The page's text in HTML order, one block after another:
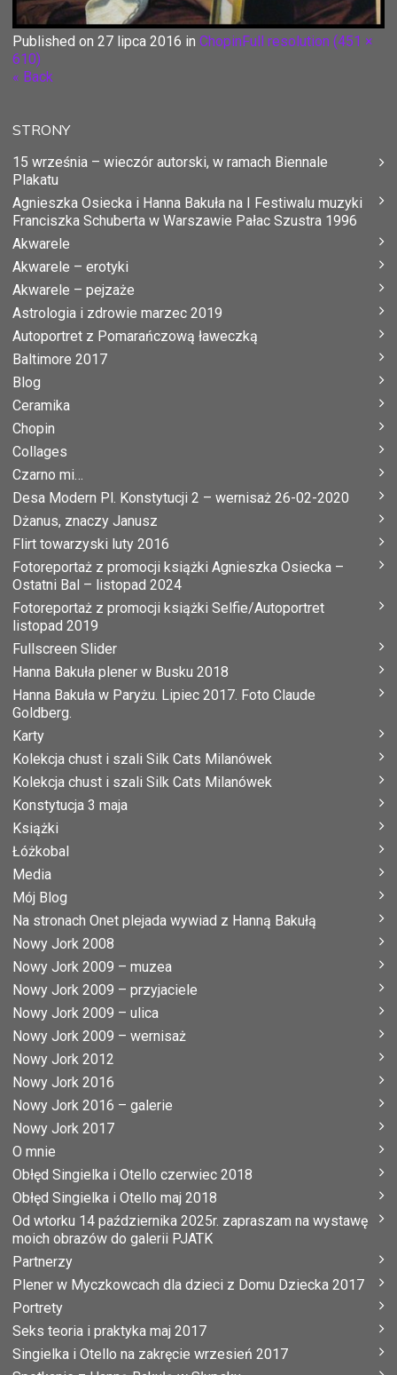
Published on 27 lipca 2016 in ChopinFull resolution (451 ×
610)
« Back
STRONY
15 września – wieczór autorski, w ramach Biennale
Plakatu
Agnieszka Osiecka i Hanna Bakuła na I Festiwalu muzyki
Franciszka Schuberta w Warszawie Pałac Szustra 1996
Akwarele
Akwarele – erotyki
Akwarele – pejzaże
Astrologia i zdrowie marzec 2019
Autoportret z Pomarańczową ławeczką
Baltimore 2017
Blog
Ceramika
Chopin
Collages
Czarno mi…
Desa Modern Pl. Konstytucji 2 – wernisaż 26-02-2020
Dżanus, znaczy Janusz
Flirt towarzyski luty 2016
Fotoreportaż z promocji książki Agnieszka Osiecka –
Ostatni Bal – listopad 2024
Fotoreportaż z promocji książki Selfie/Autoportret
listopad 2019
Fullscreen Slider
Hanna Bakuła plener w Busku 2018
Hanna Bakuła w Paryżu. Lipiec 2017. Foto Claude
Goldberg.
Karty
Kolekcja chust i szali Silk Cats Milanówek
Kolekcja chust i szali Silk Cats Milanówek
Konstytucja 3 maja
Książki
Łóżkobal
Media
Mój Blog
Na stronach Onet plejada wywiad z Hanną Bakułą
Nowy Jork 2008
Nowy Jork 2009 – muzea
Nowy Jork 2009 – przyjaciele
Nowy Jork 2009 – ulica
Nowy Jork 2009 – wernisaż
Nowy Jork 2012
Nowy Jork 2016
Nowy Jork 2016 – galerie
Nowy Jork 2017
O mnie
Obłęd Singielka i Otello czerwiec 2018
Obłęd Singielka i Otello maj 2018
Od wtorku 14 października 2025r. zapraszam na wystawę
moich obrazów do galerii PJATK
Partnerzy
Plener w Myczkowcach dla dzieci z Domu Dziecka 2017
Portrety
Seks teoria i praktyka maj 2017
Singielka i Otello na zakręcie wrzesień 2017